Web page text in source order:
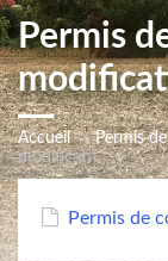
Permis
Accueil Permis
modificatif
Permis de